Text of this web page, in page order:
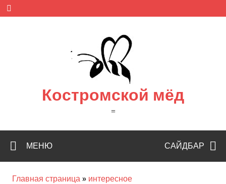
Skip
content
Костромской мёд
=
САЙДБАР
МЕНЮ
Главная страница » интересное